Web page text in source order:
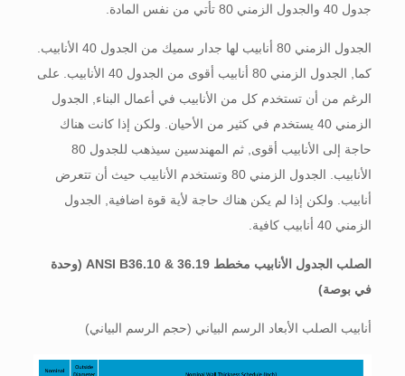
جدول 40 والجدول الزمني 80 تأتي من نفس المادة.
الجدول الزمني 80 أنابيب لها جدار سميك من الجدول 40 الأنابيب.
كما, الجدول الزمني 80 أنابيب أقوى من الجدول 40 الأنابيب. على
الرغم من أن تستخدم كل من الأنابيب في أعمال البناء, الجدول
الزمني 40 يستخدم في كثير من الأحيان. ولكن إذا كانت هناك
حاجة إلى الأنابيب أقوى, ثم المهندسين سيذهب للجدول 80
الأنابيب. الجدول الزمني 80 وتستخدم الأنابيب حيث أن تتعرض
أنابيب. ولكن إذا لم يكن هناك حاجة لأية قوة اضافية, الجدول
الزمني 40 أنابيب كافية.
الصلب الجدول الأنابيب مخطط ANSI B36.10 & 36.19 (وحدة
في بوصة)
أنابيب الصلب الأبعاد الرسم البياني (حجم الرسم البياني)